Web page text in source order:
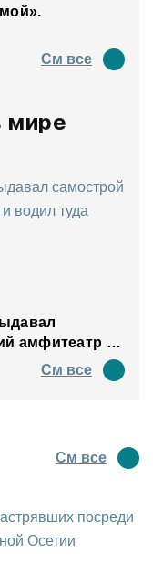
См все
мире
амфитеатр и
См все
См все